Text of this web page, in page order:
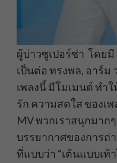
ผู้บ่าวซูเปอร์ซ่า โดย
เป็นต่อ ทรงพล, อาร์ม
เพลงนี้ มีโมเมนต์ ทำ
รัก ความสดใส ของเ
MV พวกเราสนุกมาก
บรรยากาศของการถ่
ที่แบบว่า “เต้นแบบเท้